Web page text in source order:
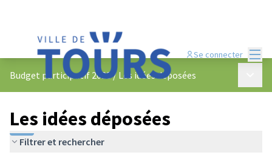
Se connecter
Budget participatif 2023/ Les idées déposées
Les idées déposées
Filtrer et rechercher